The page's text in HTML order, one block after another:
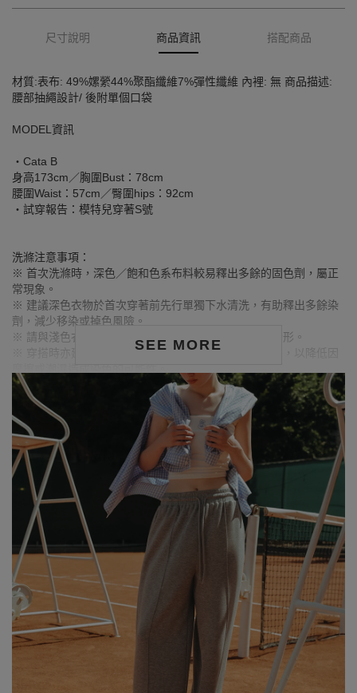
尺寸說明 商品資訊 搭配商品
SEE MORE
材質:表布: 49%嫘縈44%聚酯纖維7%彈性纖維 內裡: 無 商品描述:
腰部抽繩設計/ 後附單個口袋
MODEL資訊
‧Cata B
身高173cm／胸圍Bust：78cm
腰圍Waist：57cm／臀圍hips：92cm
‧試穿報告：模特兒穿著S號
洗滌注意事項：
※ 首次洗滌時，深色／飽和色系布料較易釋出多餘的固色劑，屬正
常現象。
※ 建議深色衣物於首次穿著前先行單獨下水清洗，有助釋出多餘染
劑，減少移染或掉色風險。
※ 請與淺色衣物分開洗滌，避免互相染色或產生移染情形。
※ 穿搭時亦建議避免與淺色配件、包款、飾品一同使用，以降低因
※ 顏色請參考單品圖片較為接近，但因圖檔顏色會因個人電腦螢幕
設定差異略有不同，請以實際商品顏色為準。